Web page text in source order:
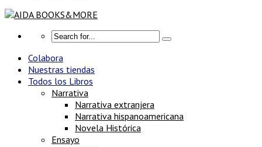
Colabora
Nuestras tiendas
Todos los Libros
Narrativa
Narrativa extranjera
Narrativa hispanoamericana
Novela Histórica
Ensayo